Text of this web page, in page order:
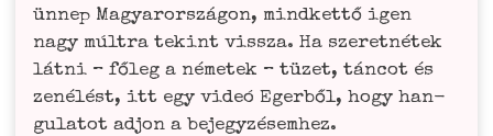
ünnep Magyar­or­szá­gon, mind­ket­tő igen
nagy múl­tra tek­int viss­za. Ha sze­ret­né­tek
lát­ni – főleg a néme­tek – tüzet, tán­cot és
zené­lést, itt egy videó Eger­ből, hogy han­
gu­la­tot adjon a bejegyzésemhez.